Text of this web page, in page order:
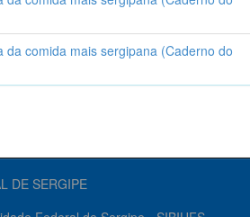
da comida mais sergipana (Caderno do
DE SERGIPE